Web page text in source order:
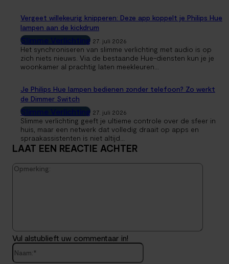
Vergeet willekeurig knipperen: Deze app koppelt je Philips Hue
lampen aan de kickdrum
Slimme Verlichting 27. juli 2026
Het synchroniseren van slimme verlichting met audio is op
zich niets nieuws. Via de bestaande Hue-diensten kun je je
woonkamer al prachtig laten meekleuren...
Je Philips Hue lampen bedienen zonder telefoon? Zo werkt
de Dimmer Switch
Slimme Verlichting 27. juli 2026
Slimme verlichting geeft je ultieme controle over de sfeer in
huis, maar een netwerk dat volledig draait op apps en
spraakassistenten is niet altijd...
LAAT EEN REACTIE ACHTER
Vul alstublieft uw commentaar in!
Naam:*